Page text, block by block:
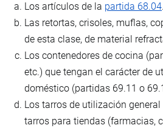
Los artículos de la partida 68.04.
Las retortas, crisoles, muflas,
de esta clase, de material
Los contenedores de cocina
etc.) que tengan el carácter de
doméstico (partidas 69.11 o
Los tarros de utilización
tarros para tiendas (farmacias,